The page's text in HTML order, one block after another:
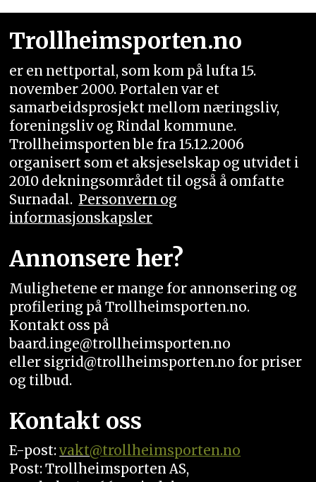
Trollheimsporten.no
er en nettportal, som kom på lufta 15.
november 2000. Portalen var et
samarbeidsprosjekt mellom næringsliv,
foreningsliv og Rindal kommune.
Trollheimsporten ble fra 15.12.2006
organisert som et aksjeselskap og utvidet i
2010 dekningsområdet til også å omfatte
Surnadal. Personvern og
informasjonskapsler
Annonsere her?
Mulighetene er mange for annonsering og
profilering på Trollheimsporten.no.
Kontakt oss på
baard.inge@trollheimsporten.no
eller sigrid@trollheimsporten.no for priser
og tilbud.
Kontakt oss
E-post:vakt@trollheimsporten.no
Post: Trollheimsporten AS,